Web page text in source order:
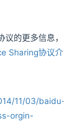
的更多信息，
Sharing协议介
11/03/baidu-
orgin-